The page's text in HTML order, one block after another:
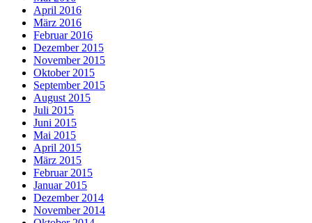
April 2016
März 2016
Februar 2016
Dezember 2015
November 2015
Oktober 2015
September 2015
August 2015
Juli 2015
Juni 2015
Mai 2015
April 2015
März 2015
Februar 2015
Januar 2015
Dezember 2014
November 2014